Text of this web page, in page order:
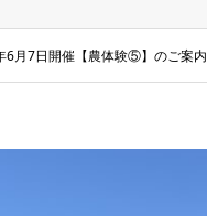
6月7日開催【農体験⑤】のご案内